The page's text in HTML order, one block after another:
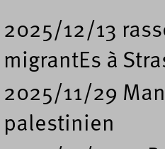
2025/12/13
migrantEs à
2025/11/29
palestinien